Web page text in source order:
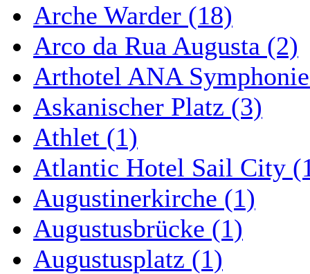
Arche Warder (18)
Arco da Rua Augusta (2)
Arthotel ANA
Askanischer Platz (3)
Athlet (1)
Atlantic Hotel Sail City
Augustinerkirche (1)
Augustusbrücke (1)
Augustusplatz (1)